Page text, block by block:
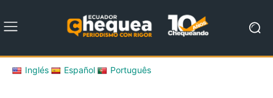
Inglés Español Português